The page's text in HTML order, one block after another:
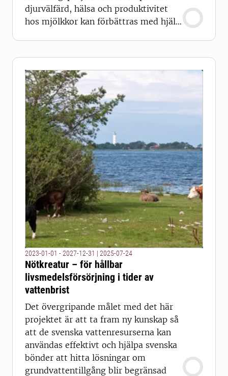
djurvälfärd, hälsa och produktivitet
hos mjölkkor kan förbättras med hjälp
2023-01-01 - 2027-12-31 | 2025-07-24
Nötkreatur – för hållbar
livsmedelsförsörjning i tider av
vattenbrist
Det övergripande målet med det här
projektet är att ta fram ny kunskap så
att de svenska vattenresurserna kan
användas effektivt och hjälpa svenska
bönder att hitta lösningar om
grundvattentillgång blir begränsad